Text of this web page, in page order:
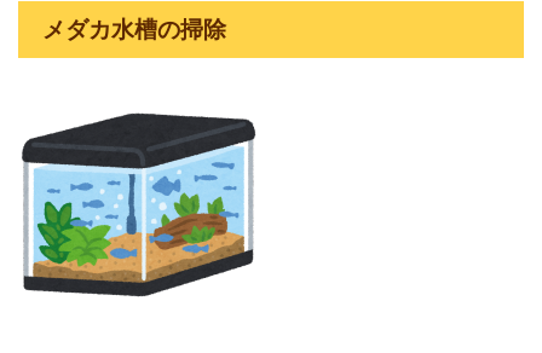
メダカ水槽の掃除